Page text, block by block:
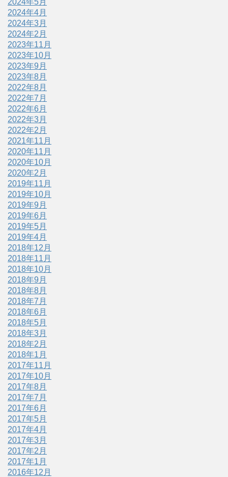
2024年4月
2024年3月
2024年2月
2023年11月
2023年10月
2023年9月
2023年8月
2022年8月
2022年7月
2022年6月
2022年3月
2022年2月
2021年11月
2020年11月
2020年10月
2020年2月
2019年11月
2019年10月
2019年9月
2019年6月
2019年5月
2019年4月
2018年12月
2018年11月
2018年10月
2018年9月
2018年8月
2018年7月
2018年6月
2018年5月
2018年3月
2018年2月
2018年1月
2017年11月
2017年10月
2017年8月
2017年7月
2017年6月
2017年5月
2017年4月
2017年3月
2017年2月
2017年1月
2016年12月